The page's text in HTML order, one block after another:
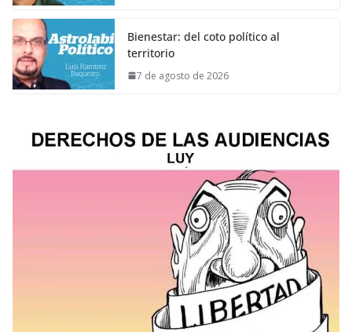
Bienestar: del coto político al
territorio
7 de agosto de 2026